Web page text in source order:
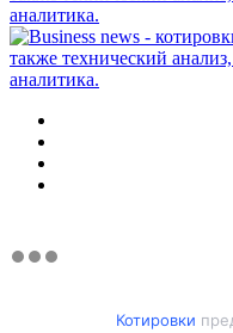
Котировки